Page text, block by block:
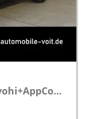
95PS Climatronic+Sitzheiz+PDCvohi+AppConnect+Side+TravelAssist+ACC